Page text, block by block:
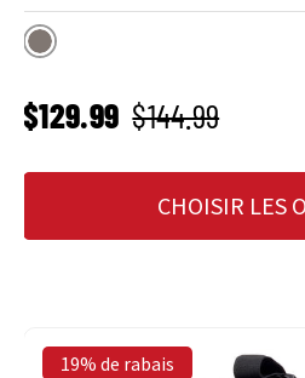
Dark Sand
PRIX SOLDÉ
$129.99 Prix habituel
$144.99
CHOISIR LES
19% de rabais